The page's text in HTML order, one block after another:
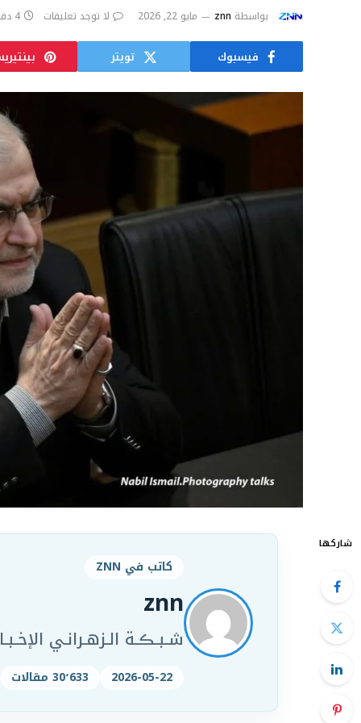
بواسطة znn مايو 22, 2026 لا توجد تعليقات 4 دقائق
فيسبوك تويتر
شاركها
كاتب في ZNN
znn
شـبـڪـة الـزهـرانـي
2026-05-22 30٬633 مقالات